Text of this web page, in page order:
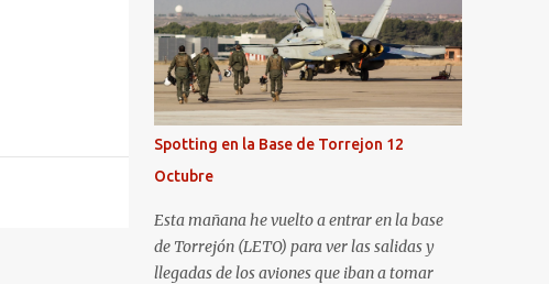
todo se ponga en marcha de nuevo. Mientras
tanto, os dejo con algunas de las imágenes
que tomé este pasado fin de semana. El
sábado 23 de julio de 2022 asistí, gracias a
Aerospotters Principado a una genial sesión
fotográfica en el aeródromo de La Morgal
(todavía no he tenido tiempo de procesar
esas imágenes). Al día siguiente, asistí al
Festival Aéreo de Gijón . He aquí algunas de
las tomas que realicé este pasado domingo.
Spotting en la Base de Torrejon 12
Octubre
Esta mañana he vuelto a entrar en la base
de Torrejón (LETO) para ver las salidas y
llegadas de los aviones que iban a tomar